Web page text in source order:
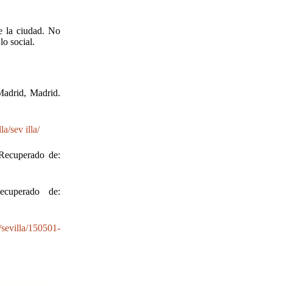
la ciudad. No
social.
Madrid.
sev illa/
de:
de:
150501-